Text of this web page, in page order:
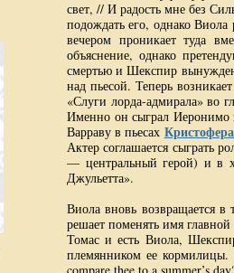
свет, // И радость мне без
подождать его, однако
вечером проникает туда
объяснение, однако
смертью и Шекспир вынужден
над пьесой. Теперь
«Слуги лорда-адмирала» во
Именно он сыграл
Варраву в пьесах
Актер соглашается сыграть
— центральный герой) и в
Джульетта».
Виола вновь возвращается
решает поменять имя
Томас и есть Виола,
племянником ее